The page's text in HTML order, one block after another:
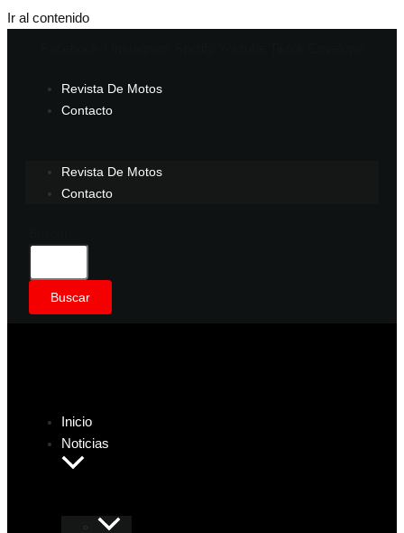
Ir al contenido
Revista De Motos
Contacto
Revista De Motos
Contacto
Buscar
Inicio
Noticias